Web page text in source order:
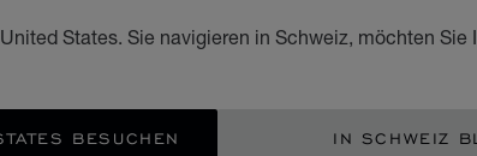
States. Sie navigieren in Schweiz, möchten Sie
BESUCHEN IN SCHWEIZ